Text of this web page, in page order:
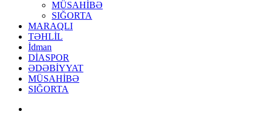
MÜSAHİBƏ
SIĞORTA
MARAQLI
TƏHLİL
İdman
DİASPOR
ƏDƏBİYYAT
MÜSAHİBƏ
SIĞORTA